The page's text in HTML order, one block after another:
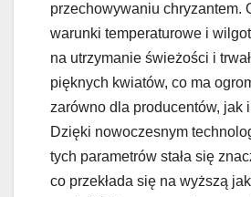
przechowywaniu chryzantem.
warunki temperaturowe i
na utrzymanie świeżości i
pięknych kwiatów, co ma
zarówno dla producentów, jak
Dzięki nowoczesnym
tych parametrów stała się
co przekłada się na wyższą